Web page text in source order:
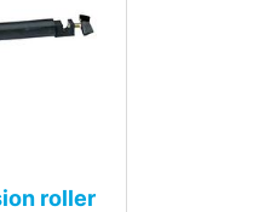
roller